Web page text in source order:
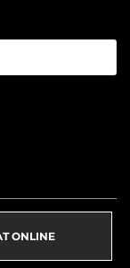
& nội thất Thọ
ONLINE